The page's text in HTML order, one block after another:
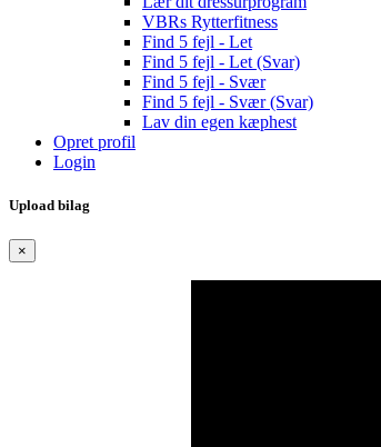
VBRs Rytterfitness
Find 5 fejl - Let
Find 5 fejl - Let (Svar)
Find 5 fejl - Svær
Find 5 fejl - Svær (Svar)
Lav din egen kæphest
Opret profil
Login
Upload bilag
×